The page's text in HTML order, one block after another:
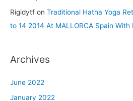
Rigidytf on Traditional Hatha Yoga
to 14 2014 At MALLORCA Spain
Archives
June 2022
January 2022